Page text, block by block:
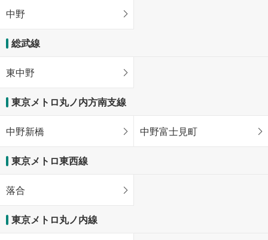
中野
総武線
東中野
東京メトロ丸ノ内方南支線
中野新橋 中野富士見町
東京メトロ東西線
落合
東京メトロ丸ノ内線